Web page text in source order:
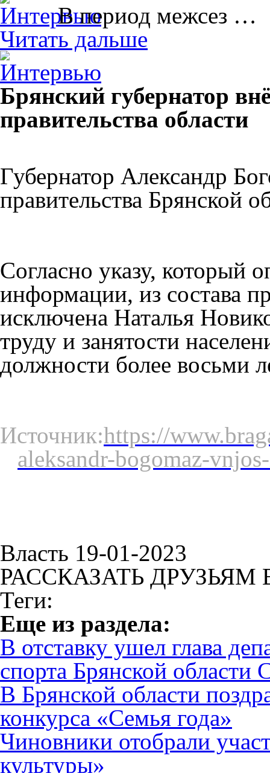
В период межсез …
Читать дальше
Брянский губернатор
правительства области
Губернатор Александр
правительства Брянской
Согласно указу, который
информации, из состава
исключена Наталья
труду и занятости
должности более восьми
Источник:https://
aleksandr-bogomaz-
Власть 19-01-2023
РАССКАЗАТЬ ДРУЗЬЯМ
Теги:
Eще из раздела:
В отставку ушел глава
спорта Брянской области
В Брянской области
конкурса «Семья года»
Чиновники отобрали
культуры»